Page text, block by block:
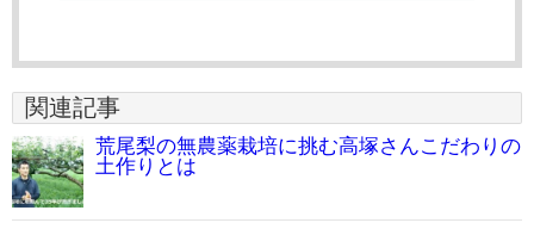
関連記事
荒尾梨の無農薬栽培に挑む高塚さんこだわりの
土作りとは